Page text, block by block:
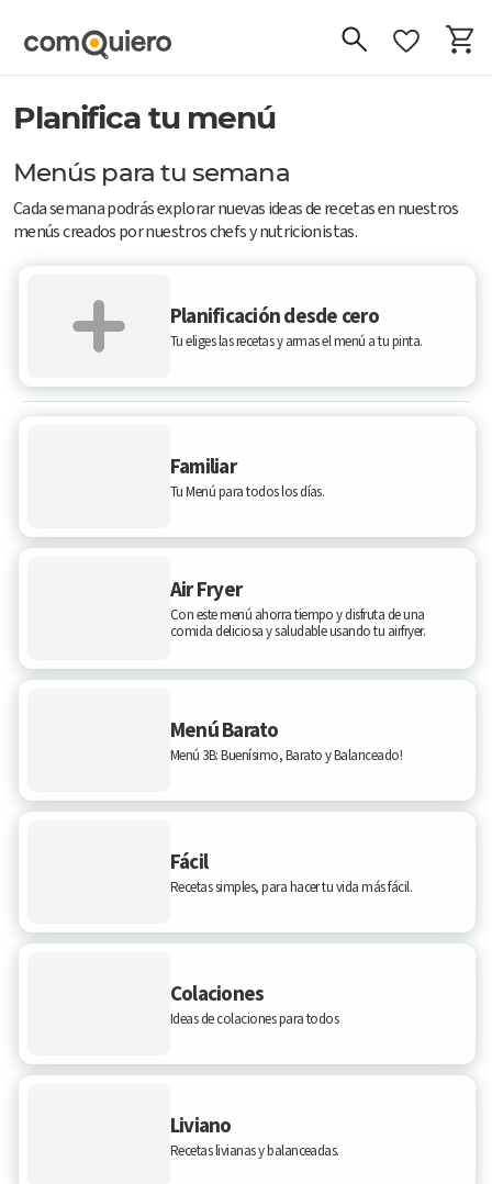
Planifica tu menú
Menús para tu semana
Cada semana podrás explorar nuevas ideas de recetas en nuestros
menús creados por nuestros chefs y nutricionistas.
Planificación desde cero
Tu eliges las recetas y armas el menú a tu pinta.
Familiar
Tu Menú para todos los días.
Air Fryer
Con este menú ahorra tiempo y disfruta de una
comida deliciosa y saludable usando tu airfryer.
Menú Barato
Menú 3B: Buenísimo, Barato y Balanceado!
Fácil
Recetas simples, para hacer tu vida más fácil.
Colaciones
Ideas de colaciones para todos
Liviano
Recetas livianas y balanceadas.